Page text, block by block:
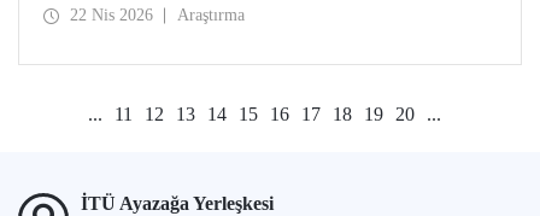
yangınları mercek altına alan bir çalışmaya imza attı.
22 Nis 2026 Araştırma
... 11 12 13 14 15 16 17 18 19 20 ...
İTÜ Ayazağa Yerleşkesi